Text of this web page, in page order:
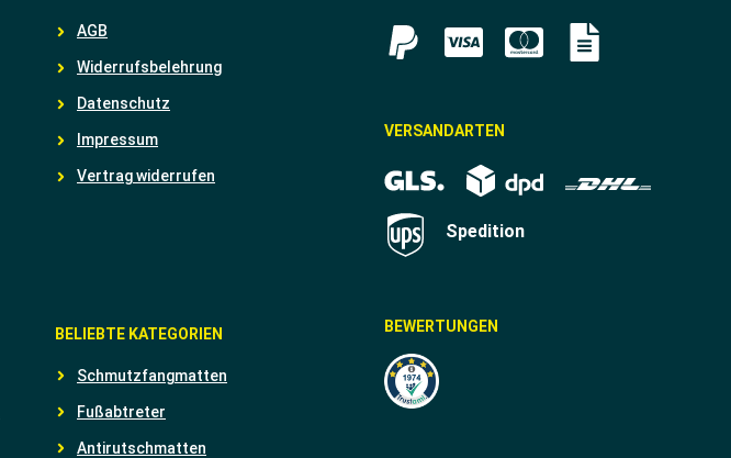
AGB
Widerrufsbelehrung
Datenschutz
Impressum
Vertrag widerrufen
BELIEBTE KATEGORIEN
Schmutzfangmatten
Fußabtreter
Antirutschmatten
VERSANDARTEN
Spedition
BEWERTUNGEN